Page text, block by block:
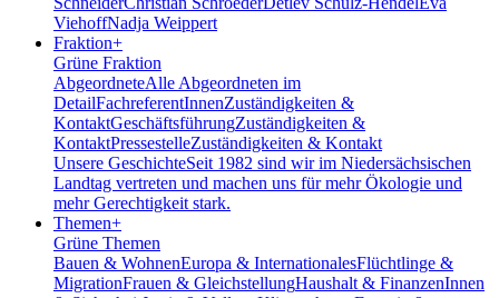
ViehoffNadja Weippert
Fraktion+
Grüne Fraktion
AbgeordneteAlle Abgeordneten im
DetailFachreferentInnenZuständigkeiten &
KontaktGeschäftsführungZuständigkeiten &
KontaktPressestelleZuständigkeiten & Kontakt
Unsere GeschichteSeit 1982 sind wir im Nieder­sächsischen
Landtag vertreten und machen uns für mehr Ökologie und
mehr Gerechtigkeit stark.
Themen+
Grüne Themen
Bauen & WohnenEuropa & InternationalesFlüchtlinge &
MigrationFrauen & GleichstellungHaushalt & FinanzenInnen